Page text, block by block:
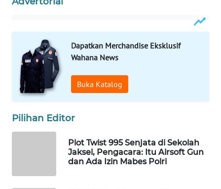
Dapatkan Merchandise Eksklusif
Wahana News
Buka Katalog
Pilihan Editor
Plot Twist 995 Senjata di Sekolah
Jaksel, Pengacara: Itu Airsoft Gun
dan Ada Izin Mabes Polri
WAHANA
LISTRIK
WAHANA
TRAVEL